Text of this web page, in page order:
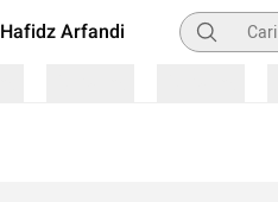
Hafidz Arfandi Pencarian